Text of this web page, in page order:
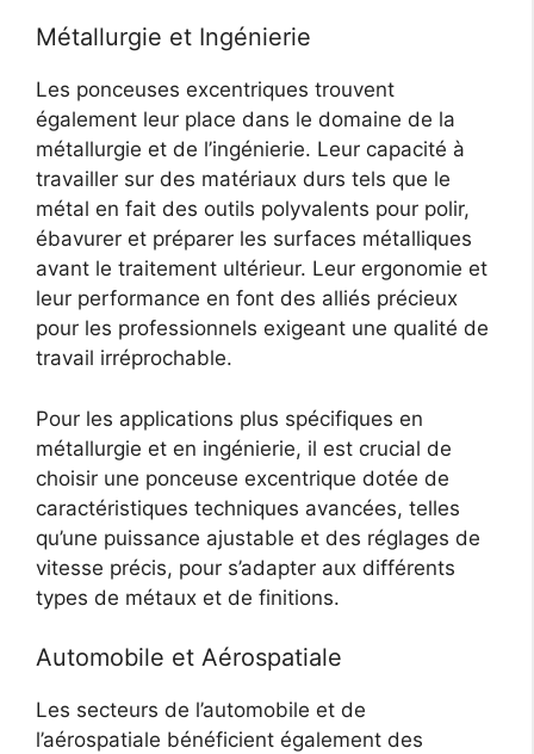
Métallurgie et Ingénierie
Les ponceuses excentriques trouvent
également leur place dans le domaine de la
métallurgie et de l’ingénierie. Leur capacité à
travailler sur des matériaux durs tels que le
métal en fait des outils polyvalents pour polir,
ébavurer et préparer les surfaces métalliques
avant le traitement ultérieur. Leur ergonomie et
leur performance en font des alliés précieux
pour les professionnels exigeant une qualité de
travail irréprochable.
Pour les applications plus spécifiques en
métallurgie et en ingénierie, il est crucial de
choisir une ponceuse excentrique dotée de
caractéristiques techniques avancées, telles
qu’une puissance ajustable et des réglages de
vitesse précis, pour s’adapter aux différents
types de métaux et de finitions.
Automobile et Aérospatiale
Les secteurs de l’automobile et de
l’aérospatiale bénéficient également des